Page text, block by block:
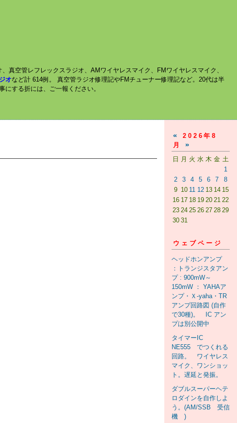
空管レフレックスラジオ、AMワイヤレスマイク、FMワイヤレスマイク、
オなど計 614例。 真空管ラジオ修理記やFMチューナー修理記など。20代は半
する折には、ご一報ください。
« 2026年8
月
»
日 月 火 水 木 金 土
1
2
3 4 5 6 7
8
9 10 11 12 13 14 15
16 17 18 19 20 21 22
23 24 25 26 27 28 29
30 31
ウェブページ
ヘッドホンアンプ
：トランジスタアン
プ : 900mW～
150mW ： YAHAア
ンプ・Ｘ-yaha・TR
アンプ回路図 (自作
で30種)。 IC アン
プは別公開中
タイマーIC
NE555 でつくれる
回路。 ワイヤレス
マイク、ワンショッ
ト。遅延と発振。
ダブルスーパーヘテ
ロダインを自作しよ
う。(AM/SSB 受信
機 )